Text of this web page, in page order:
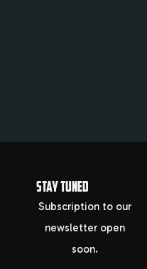
STAY TUNED
Subscription to our
newsletter open
soon.